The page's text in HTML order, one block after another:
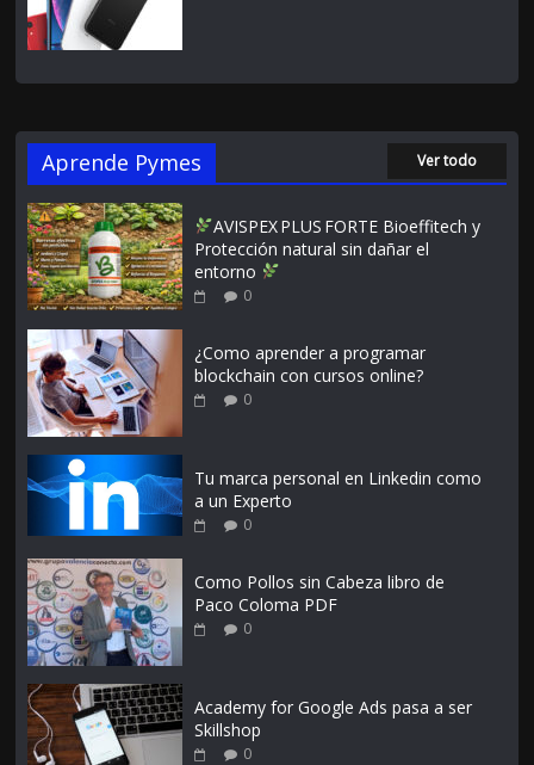
Aprende Pymes Ver todo
AVISPEX PLUS FORTE Bioeffitech y
Protección natural sin dañar el
entorno
0
¿Como aprender a programar
blockchain con cursos online?
0
Tu marca personal en Linkedin como
a un Experto
0
Como Pollos sin Cabeza libro de
Paco Coloma PDF
0
Academy for Google Ads pasa a ser
Skillshop
0